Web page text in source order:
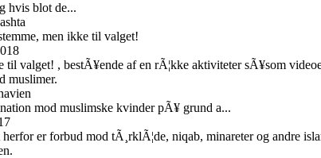
hvis blot de...
men ikke til valget!
valget! , bestÃ¥ende af en rÃ¦kke aktiviteter sÃ¥som
muslimer.
mod muslimske kvinder pÃ¥ grund a...
er forbud mod tÃ¸rklÃ¦de, niqab, minareter og andre